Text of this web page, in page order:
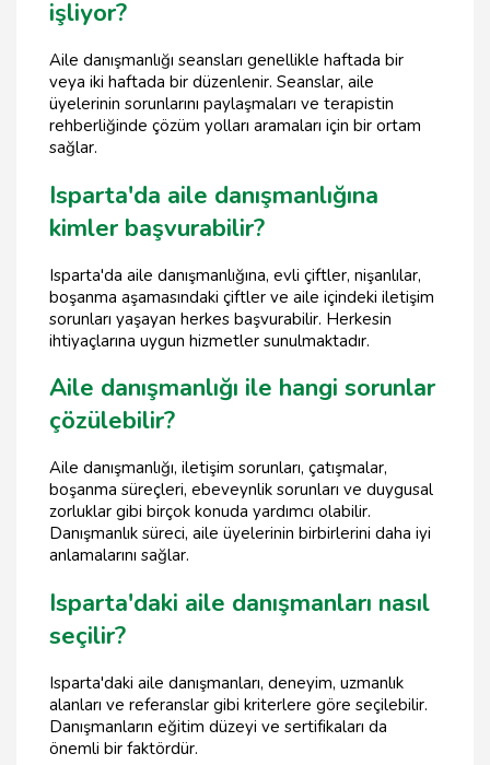
işliyor?
Aile danışmanlığı seansları genellikle haftada bir
veya iki haftada bir düzenlenir. Seanslar, aile
üyelerinin sorunlarını paylaşmaları ve terapistin
rehberliğinde çözüm yolları aramaları için bir ortam
sağlar.
Isparta'da aile danışmanlığına
kimler başvurabilir?
Isparta'da aile danışmanlığına, evli çiftler, nişanlılar,
boşanma aşamasındaki çiftler ve aile içindeki iletişim
sorunları yaşayan herkes başvurabilir. Herkesin
ihtiyaçlarına uygun hizmetler sunulmaktadır.
Aile danışmanlığı ile hangi sorunlar
çözülebilir?
Aile danışmanlığı, iletişim sorunları, çatışmalar,
boşanma süreçleri, ebeveynlik sorunları ve duygusal
zorluklar gibi birçok konuda yardımcı olabilir.
Danışmanlık süreci, aile üyelerinin birbirlerini daha iyi
anlamalarını sağlar.
Isparta'daki aile danışmanları nasıl
seçilir?
Isparta'daki aile danışmanları, deneyim, uzmanlık
alanları ve referanslar gibi kriterlere göre seçilebilir.
Danışmanların eğitim düzeyi ve sertifikaları da
önemli bir faktördür.